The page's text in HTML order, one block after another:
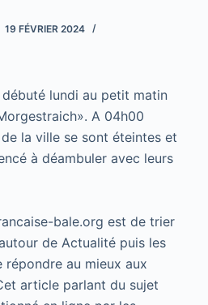
19 FÉVRIER 2024
lundi au petit matin
A 04h00
la ville se sont éteintes et
à déambuler avec leurs
bale.org est de trier
de Actualité puis les
au mieux aux
article parlant du sujet